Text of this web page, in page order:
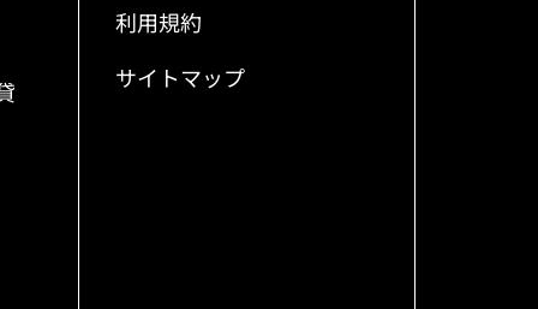
利用規約
サイトマップ